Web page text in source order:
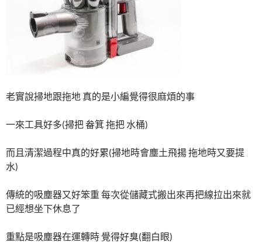
老實說掃地跟拖地 真的是小編覺得很麻煩的事
一來工具好多(掃把 畚箕 拖把 水桶)
而且清潔過程中真的好累(掃地時會塵土飛揚 拖地時又要提
水)
傳統的吸塵器又好笨重 每次從儲藏式搬出來再把線拉出來就
已經想坐下休息了
重點是吸塵器在運轉時 覺得好臭(翻白眼)